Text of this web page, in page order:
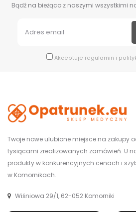
Bądź na bieżąco z naszymi wszystkimi
Akceptuje regulamin i
Twoje nowe ulubione miejsce na zakupy
tysiącami zrealizowanych zamówień. U
produkty w konkurencyjnych cenach i
w Komornikach.
Wiśniowa 29/1, 62-052 Komorniki